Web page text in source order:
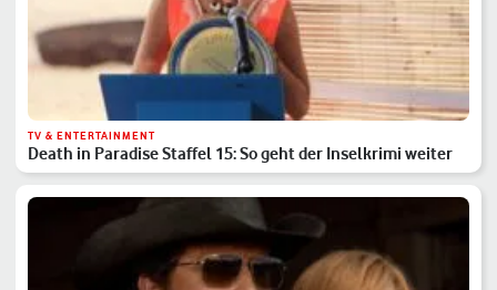
TV & ENTERTAINMENT
Death in Paradise Staffel 15: So geht der Inselkrimi weiter